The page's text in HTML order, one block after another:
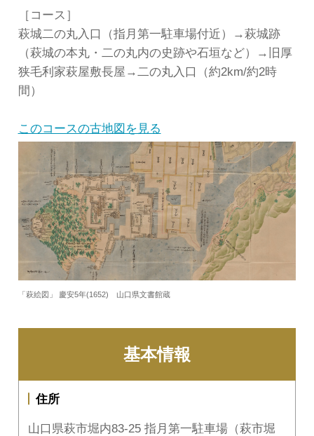
［コース］
萩城二の丸入口（指月第一駐車場付近）→萩城跡
（萩城の本丸・二の丸内の史跡や石垣など）→旧厚
狭毛利家萩屋敷長屋→二の丸入口（約2km/約2時
間）
このコースの古地図を見る
「萩絵図」 慶安5年(1652) 山口県文書館蔵
基本情報
住所
山口県萩市堀内83-25 指月第一駐車場（萩市堀